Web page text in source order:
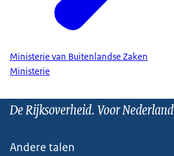
Ministerie van Buitenlandse Zaken
Ministerie
De Rijksoverheid. Voor Nederland
Andere talen